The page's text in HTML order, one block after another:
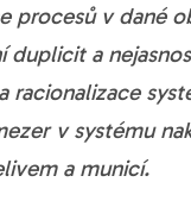
procesů v dané
duplicit a
racionalizace
v systému
a municí.